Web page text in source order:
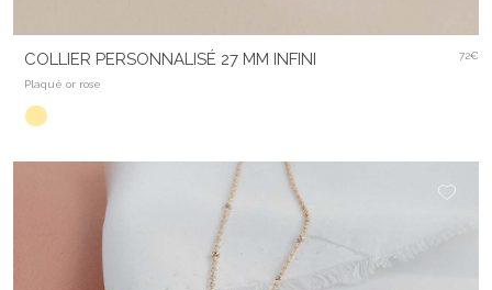
COLLIER PERSONNALISÉ 27 MM INFINI
Plaqué or rose
72€